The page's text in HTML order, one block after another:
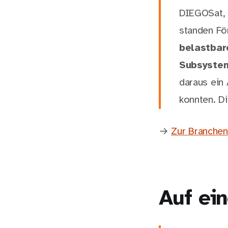
standen
daraus ein
konnten.
→ Zur
Auf